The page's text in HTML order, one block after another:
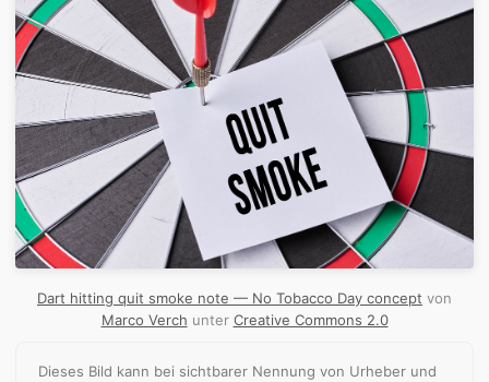
Dart hitting quit smoke note — No Tobacco Day concept von
Marco Verch unter Creative Commons 2.0
Dieses Bild kann bei sichtbarer Nennung von Urheber und